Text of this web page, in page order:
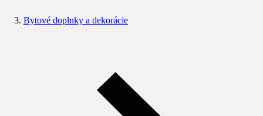
Bytové doplnky a dekorácie